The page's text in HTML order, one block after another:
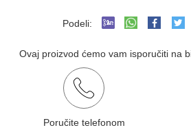
Podeli:
Ovaj proizvod ćemo vam isporučiti na
Poručite telefonom